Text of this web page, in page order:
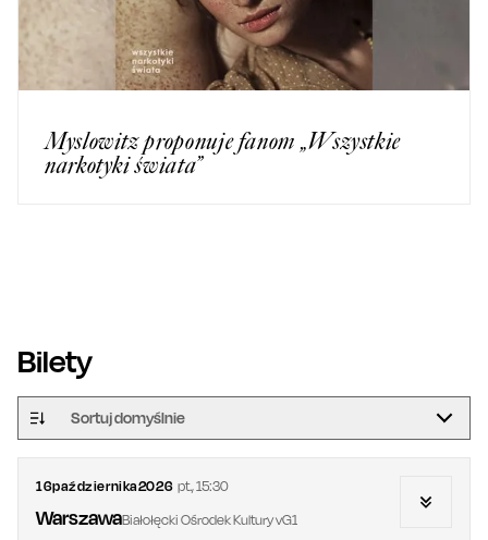
Myslowitz proponuje fanom „Wszystkie
narkotyki świata”
Bilety
Sortuj domyślnie
16października2026 pt.,15:30
WarszawaBiałołęcki Ośrodek Kultury vG1